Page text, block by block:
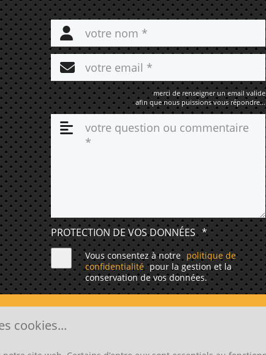
merci de renseigner un email valide
afin que nous puissions vous répondre...
PROTECTION DE VOS DONNÉES *
Vous consentez à notre politique de
confidentialité pour la gestion et la
conservation de vos données.
cookies...